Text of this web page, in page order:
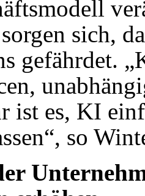
sich,
gefährdet.
ist es, KI
so